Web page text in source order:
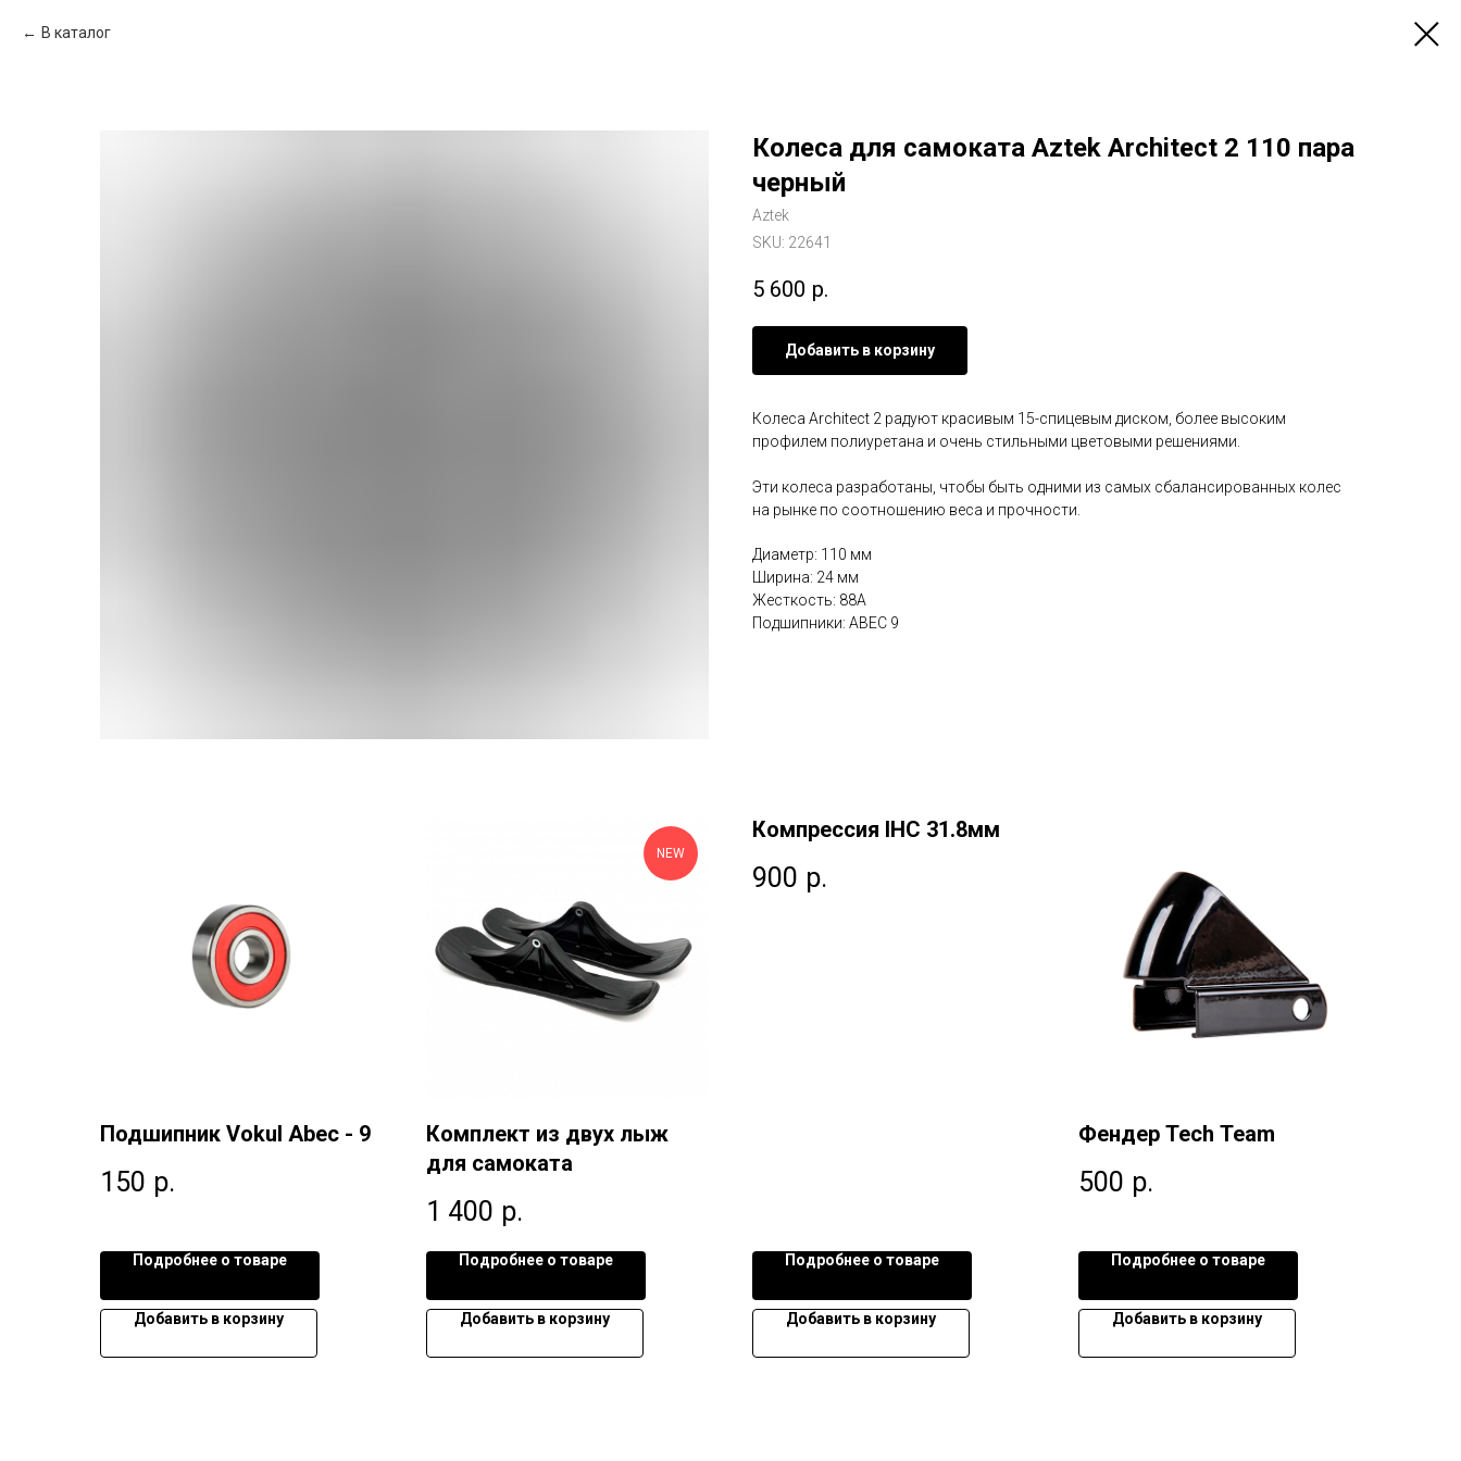
В каталог
Колеса для самоката Aztek Architect 2 110 пара
черный
Aztek
SKU: 22641
5 600 р.
Добавить в корзину
Колеса Architect 2 радуют красивым 15-спицевым диском, более высоким
профилем полиуретана и очень стильными цветовыми решениями.
Эти колеса разработаны, чтобы быть одними из самых сбалансированных колес
на рынке по соотношению веса и прочности.
Диаметр: 110 мм
Ширина: 24 мм
Жесткость: 88А
Подшипники: ABEC 9
Подшипник Vokul Abec - 9
150 р.
Подробнее о товаре
Добавить в корзину
NEW
Комплект из двух лыж
для самоката
1 400 р.
Подробнее о товаре
Добавить в корзину
Компрессия IHC 31.8мм
900 р.
Подробнее о товаре
Добавить в корзину
Фендер Tech Team
500 р.
Подробнее о товаре
Добавить в корзину